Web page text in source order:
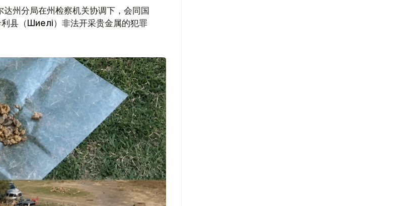
州分局在州检察机关协调下，会同国
县（Шиелі）非法开采贵金属的犯罪